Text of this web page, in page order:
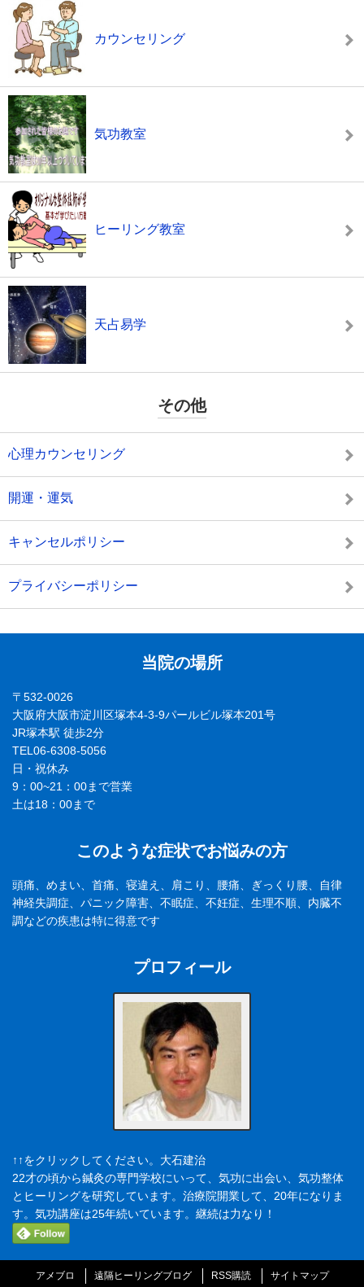
カウンセリング
気功教室
ヒーリング教室
天占易学
その他
心理カウンセリング
開運・運気
キャンセルポリシー
プライバシーポリシー
当院の場所
〒532-0026
大阪府大阪市淀川区塚本4-3-9パールビル塚本201号
JR塚本駅 徒歩2分
TEL06-6308-5056
日・祝休み
9：00~21：00まで営業
土は18：00まで
このような症状でお悩みの方
頭痛、めまい、首痛、寝違え、肩こり、腰痛、ぎっくり腰、自律
神経失調症、パニック障害、不眠症、不妊症、生理不順、内臓不
調などの疾患は特に得意です
プロフィール
↑↑をクリックしてください。大石建治
22才の頃から鍼灸の専門学校にいって、気功に出会い、気功整体
とヒーリングを研究しています。治療院開業して、20年になりま
す。気功講座は25年続いています。継続は力なり！
アメブロ 遠隔ヒーリングブログ RSS購読 サイトマップ